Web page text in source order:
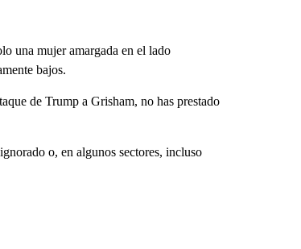
una mujer amargada en el lado
bajos.
de Trump a Grisham, no has prestado
o, en algunos sectores, incluso